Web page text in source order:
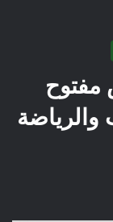
والرياضة